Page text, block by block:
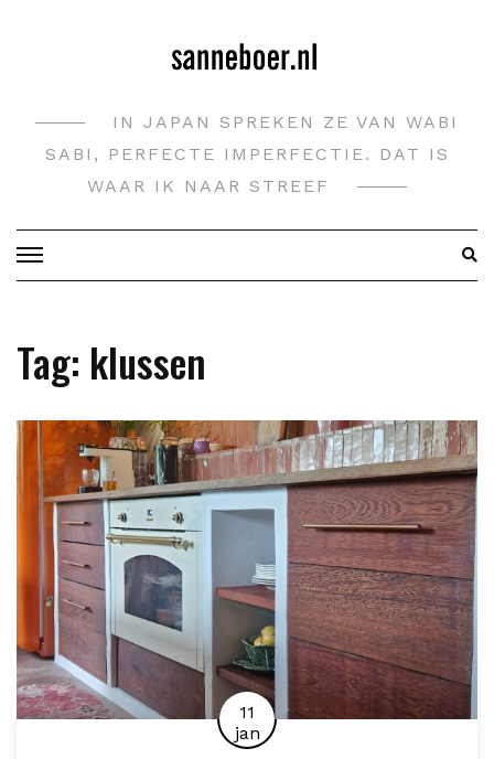
IN JAPAN SPREKEN ZE VAN WABI
SABI, PERFECTE IMPERFECTIE. DAT IS
WAAR IK NAAR STREEF
Tag: klussen
11
jan